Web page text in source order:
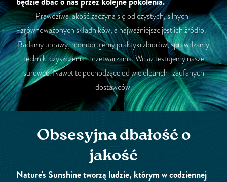
Prawdziwa jakość zaczyna się od czystych, silnych i
zrównoważonych składników, a najważniejsze jest ich źródło.
Badamy uprawy, monitorujemy praktyki zbiorów, sprawdzamy
techniki czyszczenia i przetwarzania. Wciąż testujemy nasze
surowce. Nawet te pochodzące od wieloletnich i zaufanych
dostawców.
Obsesyjna dbałość o
jakość
Nature's Sunshine tworzą ludzie, którym w codziennej